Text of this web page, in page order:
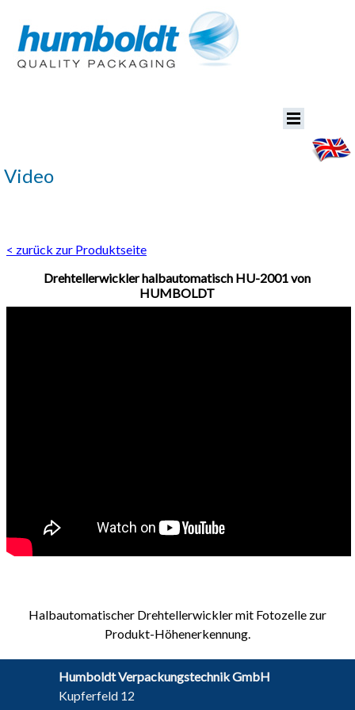
Video
< zurück zur Produktseite
Drehtellerwickler halbautomatisch HU-2001 von
HUMBOLDT
Halbautomatischer Drehtellerwickler mit Fotozelle zur
Produkt-Höhenerkennung.
Humboldt Verpackungstechnik GmbH
Kupferfeld 12